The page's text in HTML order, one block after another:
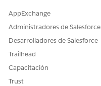
AppExchange
Administradores de Salesforce
Desarrolladores de Salesforce
Trailhead
Capacitación
Trust